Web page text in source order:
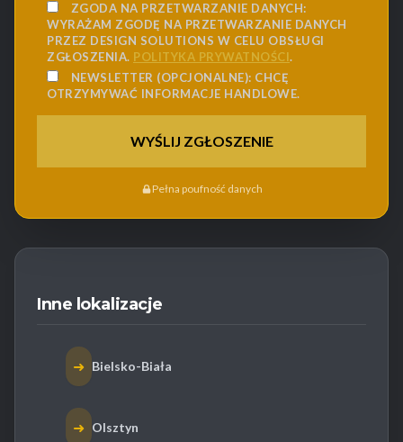
ZGODA NA PRZETWARZANIE DANYCH:
WYRAŻAM ZGODĘ NA PRZETWARZANIE DANYCH
PRZEZ DESIGN SOLUTIONS W CELU OBSŁUGI
ZGŁOSZENIA. POLITYKA PRYWATNOŚCI.
NEWSLETTER (OPCJONALNE): CHCĘ
OTRZYMYWAĆ INFORMACJE HANDLOWE.
Pełna poufność danych
Inne lokalizacje
➜ Bielsko-Biała
➜ Olsztyn